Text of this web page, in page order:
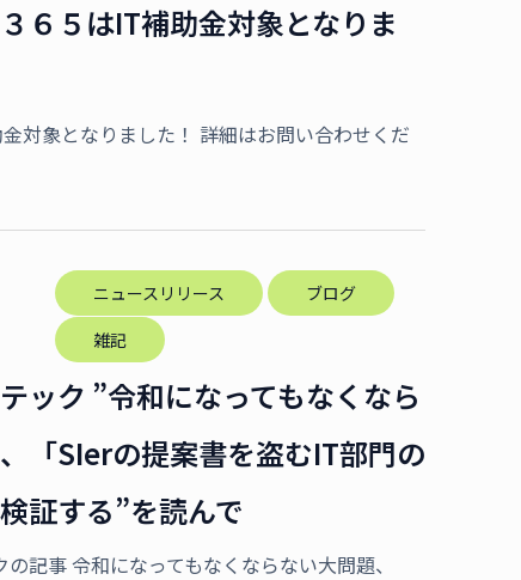
６５はIT補助金対象となりま
対象となりました！ 詳細はお問い合わせくだ
ニュースリリース
ブログ
雑記
ック ”令和になってもなくなら
「SIerの提案書を盗むIT部門の
証する”を読んで
記事 令和になってもなくならない大問題、